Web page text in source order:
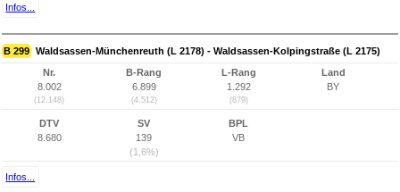
Infos...
B 299 Waldsassen-Münchenreuth (L 2178) - Waldsassen-Kolpingstraße (L 2175)
Nr.
8.002
(12.148)
B-Rang
6.899
(4.512)
L-Rang
1.292
(879)
Land
BY
DTV
8.680
SV
139
(1,6%)
BPL
VB
Infos...